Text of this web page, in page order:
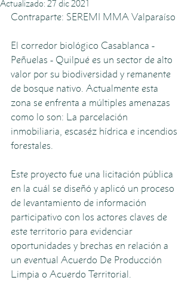
Actualizado: 27 dic 2021
Contraparte: SEREMI MMA Valparaíso
El corredor biológico Casablanca -
Peñuelas - Quilpué es un sector de alto
valor por su biodiversidad y remanente
de bosque nativo. Actualmente esta
zona se enfrenta a múltiples amenazas
como lo son: La parcelación
inmobiliaria, escaséz hídrica e incendios
forestales.
Este proyecto fue una licitación pública
en la cuál se diseñó y aplicó un proceso
de levantamiento de información
participativo con los actores claves de
este territorio para evidenciar
oportunidades y brechas en relación a
un eventual Acuerdo De Producción
Limpia o Acuerdo Territorial.